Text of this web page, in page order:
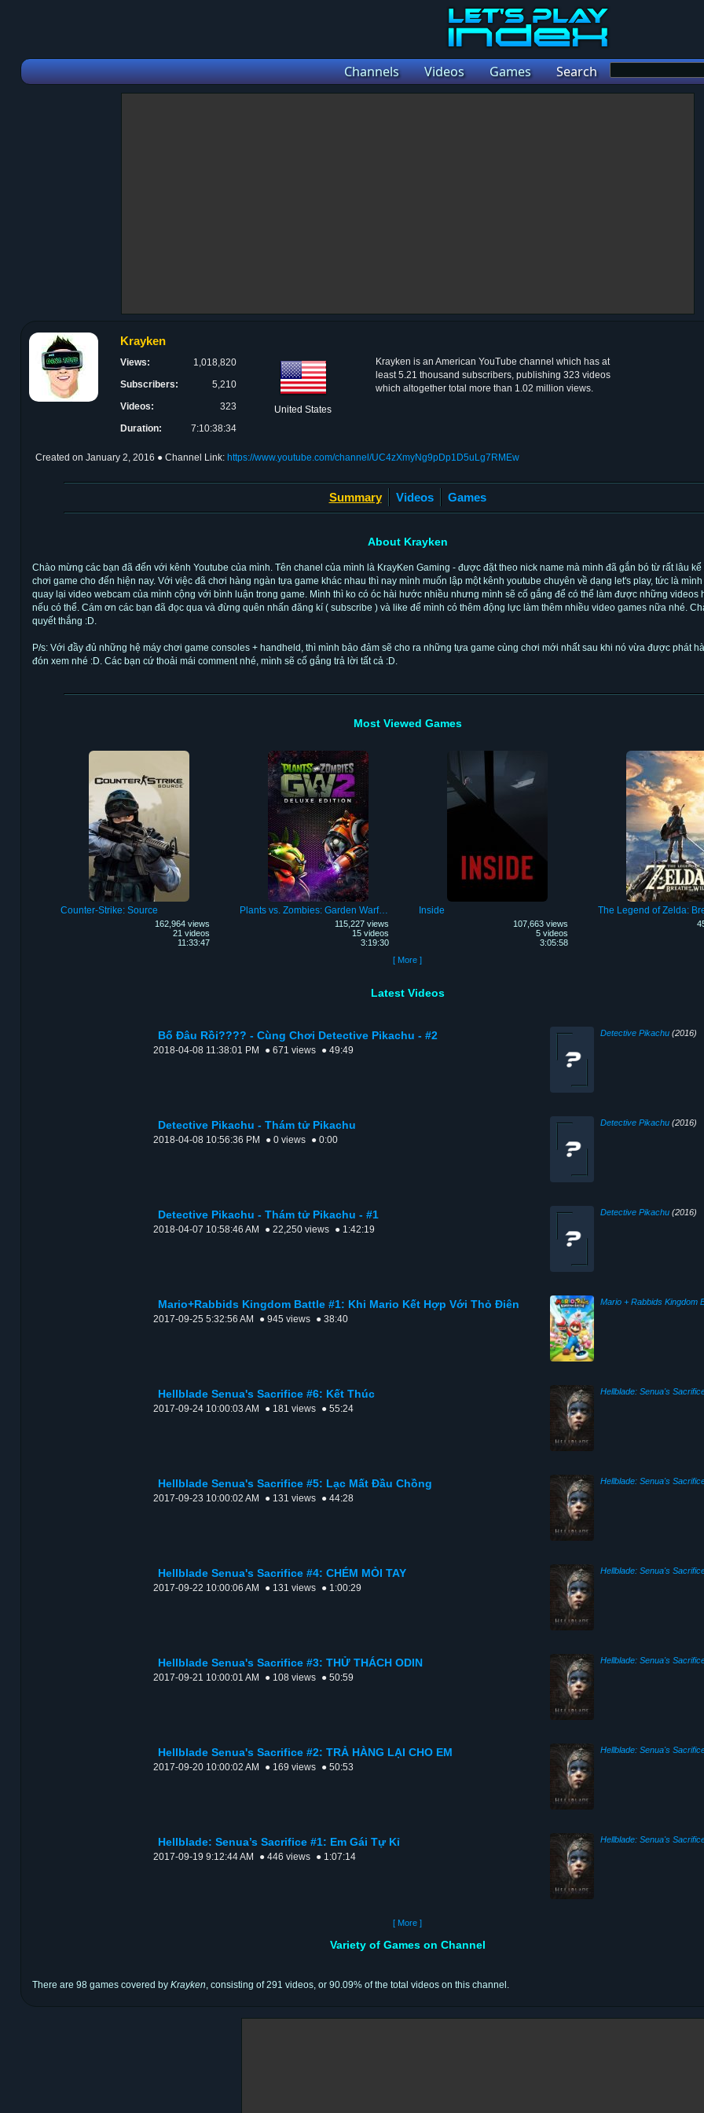
Channels Videos Games Search
Krayken
Views:
1,018,820
Subscribers:
5,210
Videos:
323
Duration:
7:10:38:34
United States
Krayken is an American YouTube channel which has at
least 5.21 thousand subscribers, publishing 323 videos
which altogether total more than 1.02 million views.
Created on January 2, 2016 ● Channel Link: https://www.youtube.com/channel/UC4zXmyNg9pDp1D5uLg7RMEw
Summary Videos Games
About Krayken
Chào mừng các bạn đã đến với kênh Youtube của mình. Tên chanel của mình là KrayKen Gaming - được đặt theo nick name mà mình đã gắn bó từ rất lâu
chơi game cho đến hiện nay. Với việc đã chơi hàng ngàn tựa game khác nhau thì nay mình muốn lập một kênh youtube chuyên về dạng let's play, tức là
quay lại video webcam của mình cộng với bình luận trong game. Mình thì ko có óc hài hước nhiều nhưng mình sẽ cố gắng để có thể làm được những videos
nếu có thể. Cám ơn các bạn đã đọc qua và đừng quên nhấn đăng kí ( subscribe ) và like để mình có thêm động lực làm thêm nhiều video games nữa nhé.
quyết thắng :D.
P/s: Với đầy đủ những hệ máy chơi game consoles + handheld, thì mình bảo đảm sẽ cho ra những tựa game cùng chơi mới nhất sau khi nó vừa được phát
đón xem nhé :D. Các bạn cứ thoải mái comment nhé, mình sẽ cố gắng trả lời tất cả :D.
Most Viewed Games
Counter-Strike: Source
162,964 views
21 videos
11:33:47
Plants vs. Zombies: Garden Warfare 2
115,227 views
15 videos
3:19:30
Inside
107,663 views
5 videos
3:05:58
[ More ]
Latest Videos
Bố Đâu Rồi???? - Cùng Chơi Detective Pikachu - #2
2018-04-08 11:38:01 PM ● 671 views ● 49:49
Detective Pikachu(2016)
Detective Pikachu - Thám tử Pikachu
2018-04-08 10:56:36 PM ● 0 views ● 0:00
Detective Pikachu(2016)
Detective Pikachu - Thám tử Pikachu - #1
2018-04-07 10:58:46 AM ● 22,250 views ● 1:42:19
Detective Pikachu(2016)
Mario+Rabbids Kingdom Battle #1: Khi Mario Kết Hợp Với Thỏ Điên
2017-09-25 5:32:56 AM ● 945 views ● 38:40
Mario + Rabbids Kingdom
Hellblade Senua's Sacrifice #6: Kết Thúc
2017-09-24 10:00:03 AM ● 181 views ● 55:24
Hellblade: Senua's
Hellblade Senua's Sacrifice #5: Lạc Mất Đầu Chồng
2017-09-23 10:00:02 AM ● 131 views ● 44:28
Hellblade: Senua's
Hellblade Senua's Sacrifice #4: CHÉM MỎI TAY
2017-09-22 10:00:06 AM ● 131 views ● 1:00:29
Hellblade: Senua's
Hellblade Senua's Sacrifice #3: THỬ THÁCH ODIN
2017-09-21 10:00:01 AM ● 108 views ● 50:59
Hellblade: Senua's
Hellblade Senua's Sacrifice #2: TRẢ HÀNG LẠI CHO EM
2017-09-20 10:00:02 AM ● 169 views ● 50:53
Hellblade: Senua's
Hellblade: Senua’s Sacrifice #1: Em Gái Tự Kỉ
2017-09-19 9:12:44 AM ● 446 views ● 1:07:14
Hellblade: Senua's
[ More ]
Variety of Games on Channel
There are 98 games covered by Krayken, consisting of 291 videos, or 90.09% of the total videos on this channel.